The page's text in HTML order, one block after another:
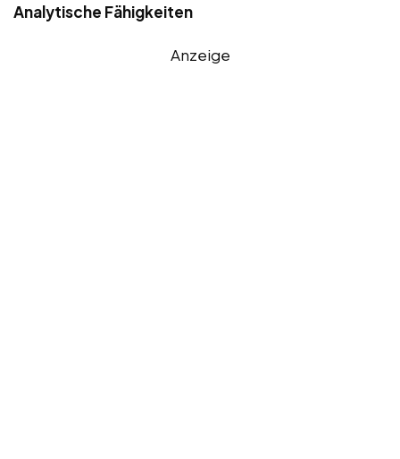
Analytische Fähigkeiten
Anzeige